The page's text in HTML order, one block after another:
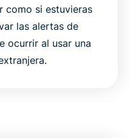
como si estuvieras
las alertas de
ocurrir al usar una